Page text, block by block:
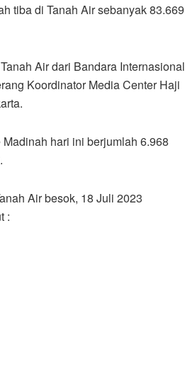
tiba di Tanah Air sebanyak 83.669
Air dari Bandara Internasional
Koordinator Media Center Haji
hari ini berjumlah 6.968
Air besok, 18 Juli 2023
: